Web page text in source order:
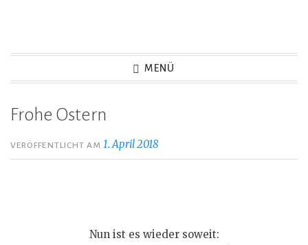
MENÜ
Frohe Ostern
VERÖFFENTLICHT AM1. April 2018
Nun ist es wieder soweit: